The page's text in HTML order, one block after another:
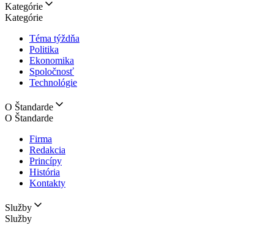
Kategórie
Kategórie
Téma týždňa
Politika
Ekonomika
Spoločnosť
Technológie
O Štandarde
O Štandarde
Firma
Redakcia
Princípy
História
Kontakty
Služby
Služby